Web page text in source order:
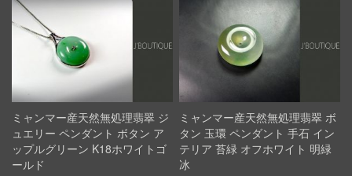
ミャンマー産天然無処理翡翠 ジ
ュエリー ペンダント ボタン ア
ップルグリーン K18ホワイトゴ
ールド
ミャンマー産天然無処理翡翠 ボ
タン 玉環 ペンダント 手石 イン
テリア 苔緑 オフホワイト 明緑
冰